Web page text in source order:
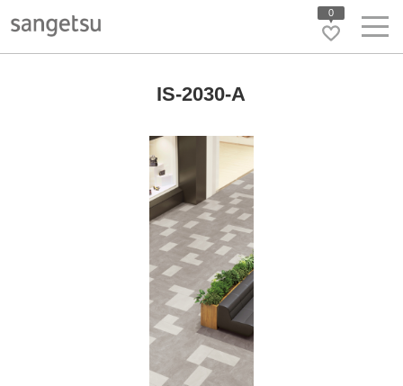
0
IS-2030-A